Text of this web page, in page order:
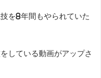
を8年間もやられていた
している動画がアップさ